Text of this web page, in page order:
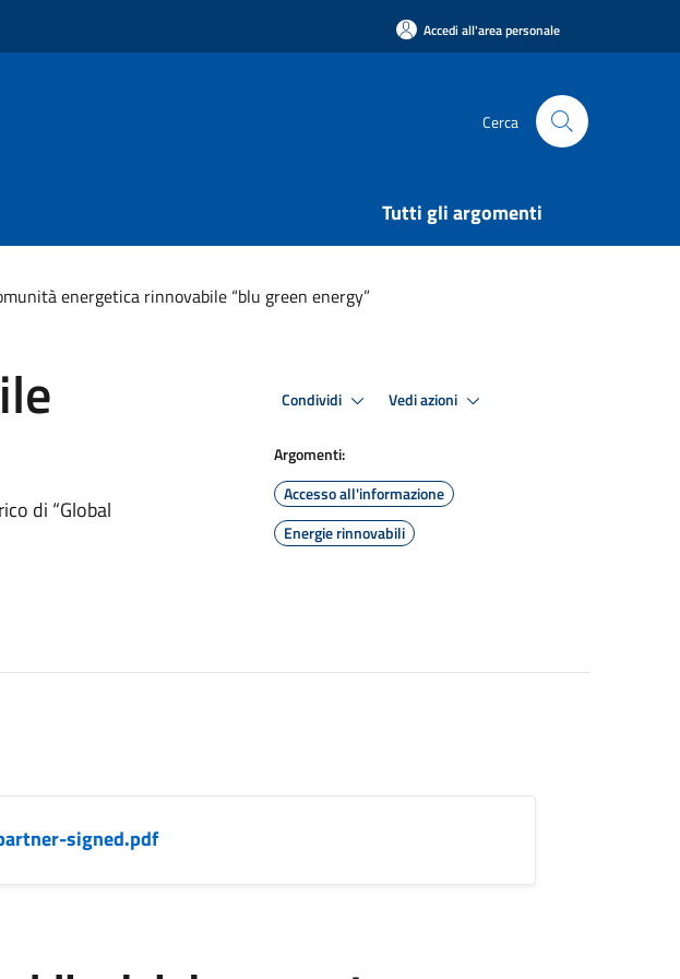
Accedi all'area personale
Cerca
Tutti gli argomenti
energetica rinnovabile “blu green energy”
di “Global
Condividi Vedi azioni
Argomenti:
Accesso all'informazione
Energie rinnovabili
signed.pdf